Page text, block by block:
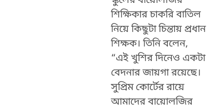
শিক্ষিকার চাকরি বাতিল
নিয়ে কিছুটা চিন্তায় প্রধান
শিক্ষক। তিনি বলেন,
“এই খুশির দিনেও একটা
বেদনার জায়গা রয়েছে।
সুপ্রিম কোর্টের রায়ে
আমাদের বায়োলজির